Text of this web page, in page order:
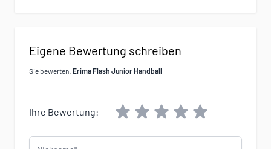
Eigene Bewertung schreiben
Sie bewerten: Erima Flash Junior Handball
Ihre Bewertung:
Nickname